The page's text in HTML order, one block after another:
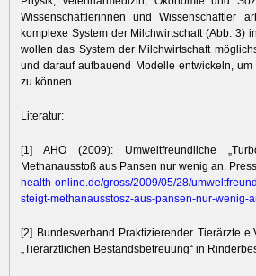
Wissenschaftlerinnen und Wissenschaftler
komplexe System der Milchwirtschaft (Abb. 3)
wollen das System der Milchwirtschaft
und darauf aufbauend Modelle entwickeln,
zu können.
Literatur:
[1] AHO (2009): Umweltfreundliche
Methanausstoß aus Pansen nur wenig an.
health-on line.de/gross/2009/05/28/umweltfreu
steigt-methanausstosz-aus-pansen-nur-wenig-
[2] Bundesverband Praktizierender Tierärzte
„Tierärztlichen Bestandsbetreuung“ in